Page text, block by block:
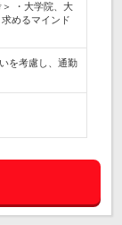
・大学院、大
めるマインド
を考慮し、通勤